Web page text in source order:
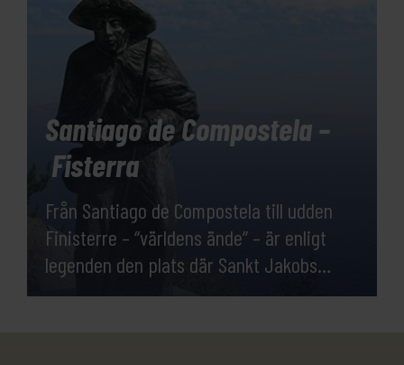
Santiago de Compostela –
Fisterra
Från Santiago de Compostela till udden
Finisterre – “världens ände” – är enligt
legenden den plats där Sankt Jakobs
kropp mirakulöst anlände med båt, innan